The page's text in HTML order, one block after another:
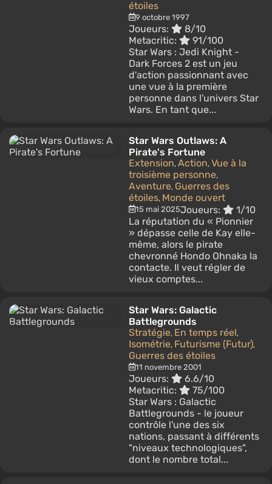
étoiles
9 octobre 1997
Joueurs:
8/10
Metacritic:
91/100
Star Wars : Jedi Knight -
Dark Forces 2 est un jeu
d'action passionnant avec
une vue à la première
personne dans l'univers Star
Wars. En tant que...
Star Wars Outlaws: A
Pirate's Fortune
Extension, Action, Vue à la
troisième personne,
Aventure, Guerres des
étoiles, Monde ouvert
15 mai 2025Joueurs:
1/10
La réputation du « Pionnier
» dépasse celle de Kay elle-
même, alors le pirate
chevronné Hondo Ohnaka la
contacte. Il veut régler de
vieux comptes...
Star Wars: Galactic
Battlegrounds
Stratégie, En temps réel,
Isométrie, Futurisme (Futur),
Guerres des étoiles
11 novembre 2001
Joueurs:
6.6/10
Metacritic:
75/100
Star Wars : Galactic
Battlegrounds - le joueur
contrôle l'une des six
nations, passant à différents
"niveaux technologiques",
dont le nombre total...